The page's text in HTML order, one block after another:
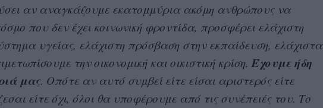
αν αναγκάζουμε εκατομμύρια ακόμη ανθρώπους να
που δεν έχει κοινωνική φροντίδα, προσφέρει ελάχιστη
υγείας, ελάχιστη πρόσβαση στην εκπαίδευση, ελάχιστα
την οικονομική και οικιστική κρίση. Έχουμε ήδη
μας. Οπότε αν αυτό συμβεί είτε είσαι αριστερός είτε
είτε όχι, όλοι θα υποφέρουμε από τις συνέπειές του. Το